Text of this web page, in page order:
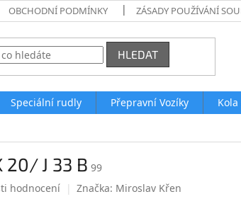
OBCHODNÍ PODMÍNKY ZÁSADY POUŽÍVÁNÍ
HLEDAT
Speciální rudly Přepravní Vozíky
20/ J 33 B 99
hodnocení Značka: Miroslav Křen